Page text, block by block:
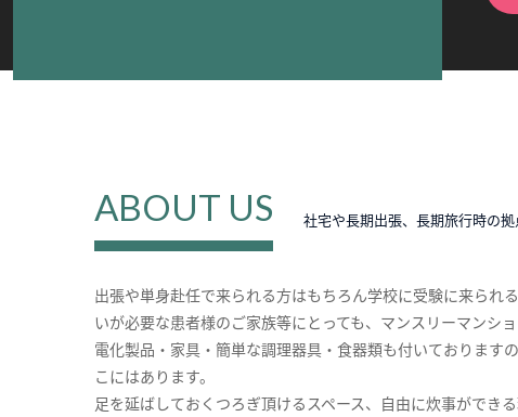
ABOUT US 社宅や長期出張、長期旅行時の拠
出張や単身赴任で来られる方はもちろん学校に受験に来られ
いが必要な患者様のご家族等にとっても、マンスリーマンショ
電化製品・家具・簡単な調理器具・食器類も付いております
こにはあります。
足を延ばしておくつろぎ頂けるスペース、自由に炊事ができ